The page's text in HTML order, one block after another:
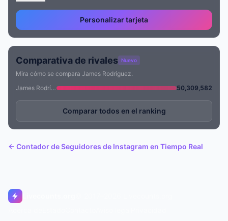
Personalizar tarjeta
Comparativa de rivales Nuevo
Mira cómo se compara James Rodríguez.
James Rodríguez
50,309,582
Comparar todos en el ranking
← Contador de Seguidores de Instagram en Tiempo Real